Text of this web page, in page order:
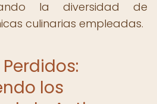
la diversidad de
culinarias empleadas.
los